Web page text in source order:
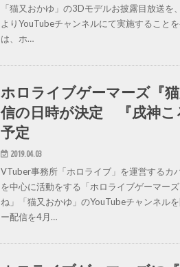
「猫又おかゆ」の3Dモデルお披露目放送
よりYouTubeチャンネルにて実施すること
は、ホ…
ホロライブゲーマーズ『
信の日時が決定 『戌神こ
予定
2019.04.03
VTuber事務所「ホロライブ」を運営するカ
を中心に活動をする「ホロライブゲーマー
ね」「猫又おかゆ」のYouTubeチャンネル
ー配信を4月…